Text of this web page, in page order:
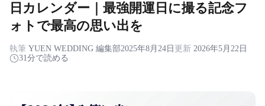
日カレンダー｜最強開運日に撮る記念フ
ォトで最高の思い出を
執筆 YUEN WEDDING 編集部2025年8月24日 更新 2026年5月22日
31分で読める